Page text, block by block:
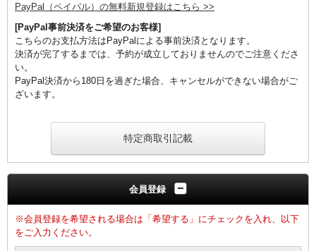
PayPal（ペイパル）の無料新規登録はこちら >>
[PayPal事前決済をご希望のお客様]
こちらのお支払方法はPayPalによる事前決済となります。
決済が完了するまでは、予約が成立しておりませんのでご注意くださ
い。
PayPal決済から180日を過ぎた場合、キャンセルができない場合がご
ざいます。
特定商取引記載
会員登録
※会員登録を希望される場合は「希望する」にチェックを入れ、以下
をご入力ください。